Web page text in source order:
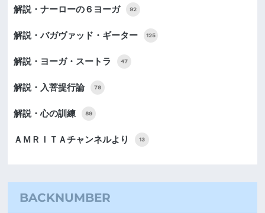
解説・ナーローの６ヨーガ 92
解説・バガヴァッド・ギーター 125
解説・ヨーガ・スートラ 47
解説・入菩提行論 78
解説・心の訓練 89
ＡＭＲＩＴＡチャンネルより 13
BACKNUMBER